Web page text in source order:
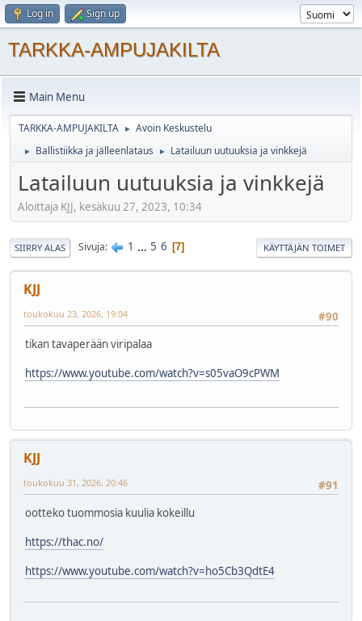
Log in Sign up
TARKKA-AMPUJAKILTA
Main Menu
TARKKA-AMPUJAKILTA ► Avoin Keskustelu
► Ballistiikka ja jälleenlataus ► Latailuun uutuuksia ja vinkkejä
Latailuun uutuuksia ja vinkkejä
Aloittaja KJJ, kesäkuu 27, 2023, 10:34
SIIRRY ALAS Sivuja 1 ... 5 6 7 KÄYTTÄJÄN TOIMET
KJJ
#90
toukokuu 23, 2026, 19:04
tikan tavaperään viripalaa
https://www.youtube.com/watch?v=s05vaO9cPWM
KJJ
#91
toukokuu 31, 2026, 20:46
ootteko tuommosia kuulia kokeillu
https://thac.no/
https://www.youtube.com/watch?v=ho5Cb3QdtE4